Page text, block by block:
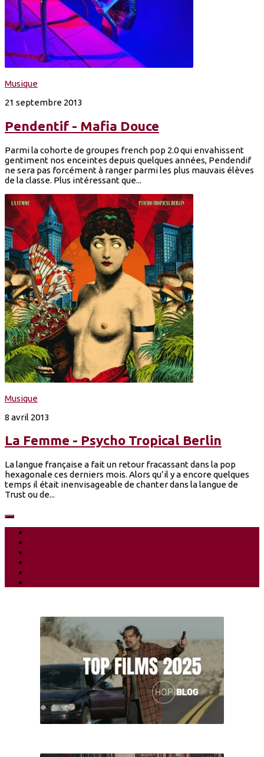
Musique
21 septembre 2013
Pendentif - Mafia Douce
Parmi la cohorte de groupes french pop 2.0 qui envahissent
gentiment nos enceintes depuis quelques années, Pendendif
ne sera pas forcément à ranger parmi les plus mauvais élèves
de la classe. Plus intéressant que...
Musique
8 avril 2013
La Femme - Psycho Tropical Berlin
La langue française a fait un retour fracassant dans la pop
hexagonale ces derniers mois. Alors qu’il y a encore quelques
temps il était inenvisageable de chanter dans la langue de
Trust ou de...